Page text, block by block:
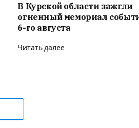
В Курской области зажгли
огненный мемориал
6-го августа
Читать далее